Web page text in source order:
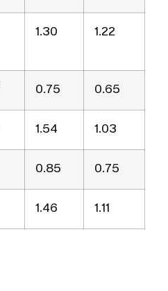
1.30 1.22
0.75 0.65
1.54 1.03
0.85 0.75
1.46 1.11